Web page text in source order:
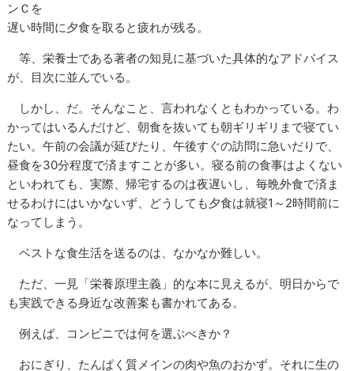
ンＣを
遅い時間に夕食を取ると疲れが残る。
等、栄養士である著者の知見に基づいた具体的なアドバイス
が、目次に並んでいる。
しかし、だ。そんなこと、言われなくともわかっている。わ
かってはいるんだけど、朝食を抜いても朝ギリギリまで寝てい
たい。午前の会議が延びたり、午後すぐの訪問に急いだりで、
昼食を30分程度で済ますことが多い。寝る前の食事はよくない
といわれても、実際、帰宅するのは夜遅いし、毎晩外食で済ま
せるわけにはいかないず、どうしても夕食は就寝1～2時間前に
なってしまう。
ベストな食生活を送るのは、なかなか難しい。
ただ、一見「栄養原理主義」的な本に見えるが、明日からで
も実践できる身近な改善案も書かれてある。
例えば、コンビニでは何を選ぶべきか？
おにぎり、たんぱく質メインの肉や魚のおかず。それに生の